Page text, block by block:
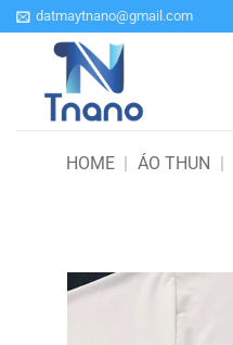
Bỏ
qua
datmaytnano@gmail.com
HOME | ÁO THUN |